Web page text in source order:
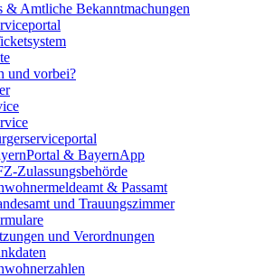
& Amtliche Bekanntmachungen
und vorbei?
& BayernApp
Zulassungsbehörde
& Passamt
und Trauungszimmer
und Verordnungen